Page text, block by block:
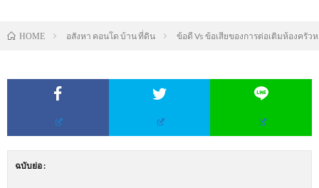
HOME อสังหา คอนโด บ้าน ที่ดิน ข้อดี Vs ข้อเสียของการต่อเติมห้องครั
ฉบับย่อ: